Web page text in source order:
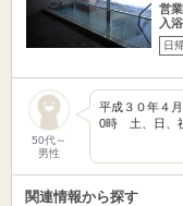
営
入
日
50代～
男性
平成３０年４
0時 土、日、
関連情報から探す